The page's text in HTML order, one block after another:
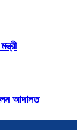
আদালত